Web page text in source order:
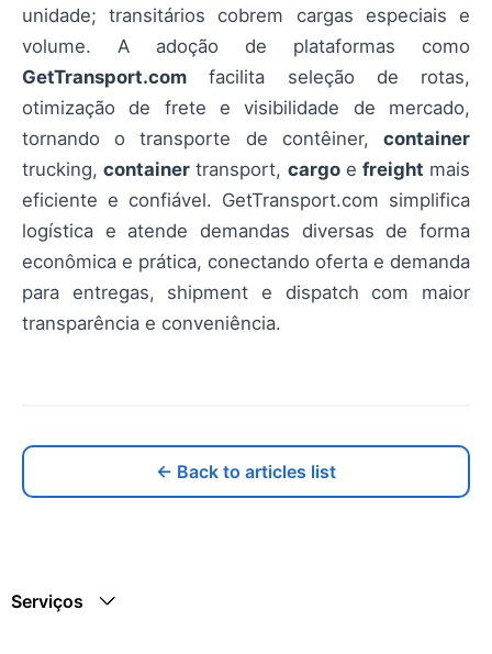
unidade; transitários cobrem cargas especiais e
volume. A adoção de plataformas como
GetTransport.com facilita seleção de rotas,
otimização de frete e visibilidade de mercado,
tornando o transporte de contêiner, container
trucking,container transport, cargoe freight mais
eficiente e confiável. GetTransport.com simplifica
logística e atende demandas diversas de forma
econômica e prática, conectando oferta e demanda
para entregas, shipment e dispatch com maior
transparência e conveniência.
← Back to articles list
Serviços